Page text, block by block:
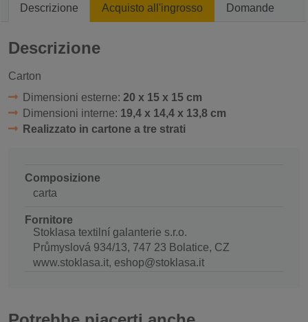
Descrizione Acquisto all'ingrosso Domande
Descrizione
Carton
Dimensioni esterne: 20 x 15 x 15 cm
Dimensioni interne: 19,4 x 14,4 x 13,8 cm
Realizzato in cartone a tre strati
Composizione
carta
Fornitore
Stoklasa textilní galanterie s.r.o.
Průmyslová 934/13, 747 23 Bolatice, CZ
www.stoklasa.it, eshop@stoklasa.it